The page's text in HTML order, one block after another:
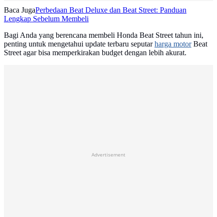
Baca JugaPerbedaan Beat Deluxe dan Beat Street: Panduan
Lengkap Sebelum Membeli
Bagi Anda yang berencana membeli Honda Beat Street tahun ini,
penting untuk mengetahui update terbaru seputarharga motorBeat
Street agar bisa memperkirakan budget dengan lebih akurat.
Advertisement